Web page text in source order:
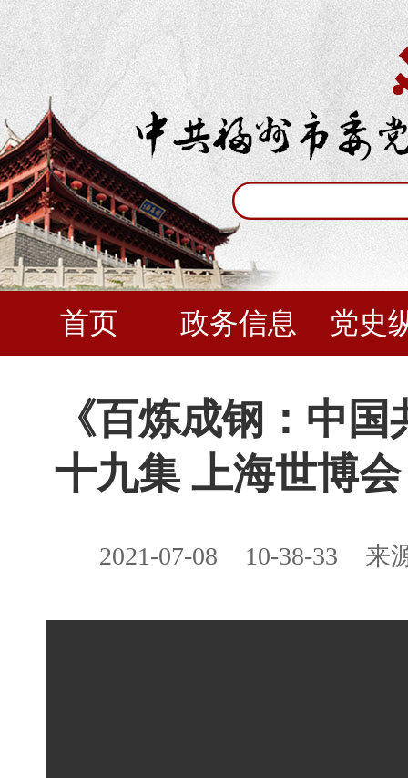
首页 政务信息 党史
《百炼成钢：中
十九集 上海世博会
2021-07-08 10-38-33 来